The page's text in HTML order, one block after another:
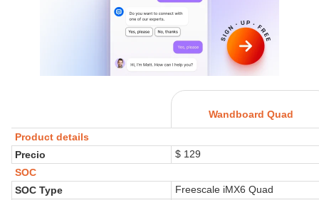
Wandboard Quad
Product details
Precio
$ 129
SOC
SOC Type
Freescale iMX6 Quad